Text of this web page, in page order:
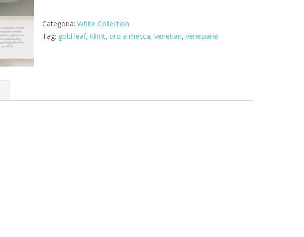
Categoria:White Collection
Tag: gold leaf,klimt,oro a mecca,venetian,veneziane